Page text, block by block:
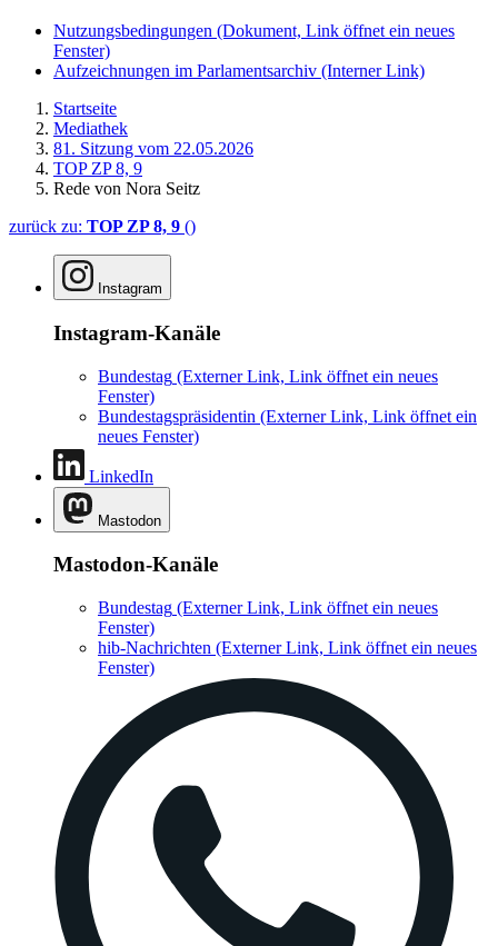
Nutzungsbedingungen (Dokument, Link öffnet ein neues
Fenster)
Aufzeichnungen im Parlamentsarchiv (Interner Link)
Startseite
Mediathek
81. Sitzung vom 22.05.2026
TOP ZP 8, 9
Rede von Nora Seitz
zurück zu: TOP ZP 8, 9 ()
Instagram
Instagram-Kanäle
Bundestag (Externer Link, Link öffnet ein neues
Fenster)
Bundestagspräsidentin (Externer Link, Link öffnet ein
neues Fenster)
LinkedIn
Mastodon
Mastodon-Kanäle
Bundestag (Externer Link, Link öffnet ein neues
Fenster)
hib-Nachrichten (Externer Link, Link öffnet ein neues
Fenster)